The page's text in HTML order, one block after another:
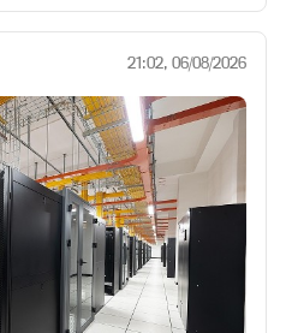
21:02, 06/08/2026